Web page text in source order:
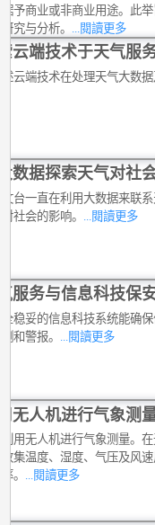
予商业或非商业用途。此
究与分析。
...閱讀更多
云端技术于天气服
云端技术在处理天气大数
数据探索天气对社
台一直在利用大数据来联
社会的影响。
...閱讀更多
服务与信息科技保
稳妥的信息科技系统能确
和警报。
...閱讀更多
无人机进行气象测
用无人机进行气象测量。
集温度、湿度、气压及风
。 ...閱讀更多